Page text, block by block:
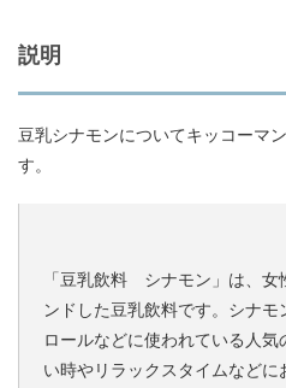
説明
豆乳シナモンについてキッコーマ
す。
「豆乳飲料 シナモン」は、女
ンドした豆乳飲料です。シナ
ロールなどに使われている人
い時やリラックスタイムなど